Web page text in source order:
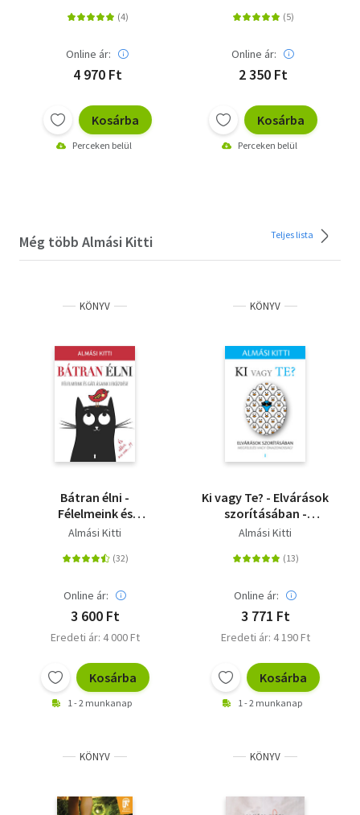
Online ár:
4 970 Ft
Kosárba
Perceken belül
Online ár:
2 350 Ft
Kosárba
Perceken belül
Még több Almási Kitti Teljes lista
KÖNYV
Bátran élni -
Félelmeink és
gátlásaink leküzdése
Almási Kitti
Online ár:
3 600 Ft
Eredeti ár: 4 000 Ft
Kosárba
1 - 2 munkanap
KÖNYV
Ki vagy Te? - Elvárások
szorításában -
megfelelés vagy
Almási Kitti
Online ár:
3 771 Ft
Eredeti ár: 4 190 Ft
Kosárba
1 - 2 munkanap
KÖNYV KÖNYV